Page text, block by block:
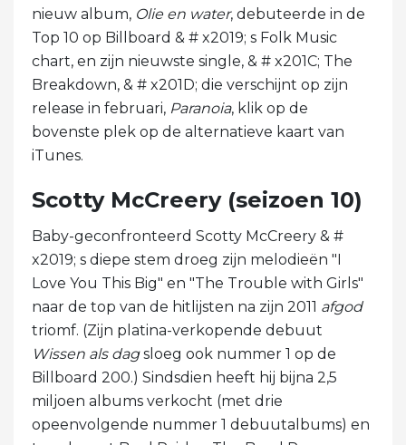
nieuw album, Olie en water, debuteerde in de
Top 10 op Billboard & # x2019; s Folk Music
chart, en zijn nieuwste single, & # x201C; The
Breakdown, & # x201D; die verschijnt op zijn
release in februari, Paranoia, klik op de
bovenste plek op de alternatieve kaart van
iTunes.
Scotty McCreery (seizoen 10)
Baby-geconfronteerd Scotty McCreery & #
x2019; s diepe stem droeg zijn melodieën "I
Love You This Big" en "The Trouble with Girls"
naar de top van de hitlijsten na zijn 2011 afgod
triomf. (Zijn platina-verkopende debuut
Wissen als dagsloeg ook nummer 1 op de
Billboard 200.) Sindsdien heeft hij bijna 2,5
miljoen albums verkocht (met drie
opeenvolgende nummer 1 debuutalbums) en